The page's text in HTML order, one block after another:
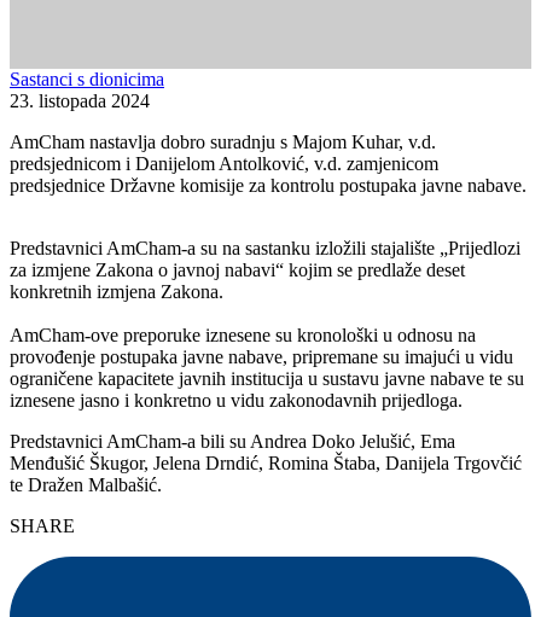
Sastanci s dionicima
23. listopada 2024
AmCham nastavlja dobro suradnju s Majom Kuhar, v.d.
predsjednicom i Danijelom Antolković, v.d. zamjenicom
predsjednice Državne komisije za kontrolu postupaka javne nabave.
Predstavnici AmCham-a su na sastanku izložili stajalište „Prijedlozi
za izmjene Zakona o javnoj nabavi“ kojim se predlaže deset
konkretnih izmjena Zakona.
AmCham-ove preporuke iznesene su kronološki u odnosu na
provođenje postupaka javne nabave, pripremane su imajući u vidu
ograničene kapacitete javnih institucija u sustavu javne nabave te su
iznesene jasno i konkretno u vidu zakonodavnih prijedloga.
Predstavnici AmCham-a bili su Andrea Doko Jelušić, Ema
Menđušić Škugor, Jelena Drndić, Romina Štaba, Danijela Trgovčić
te Dražen Malbašić.
SHARE